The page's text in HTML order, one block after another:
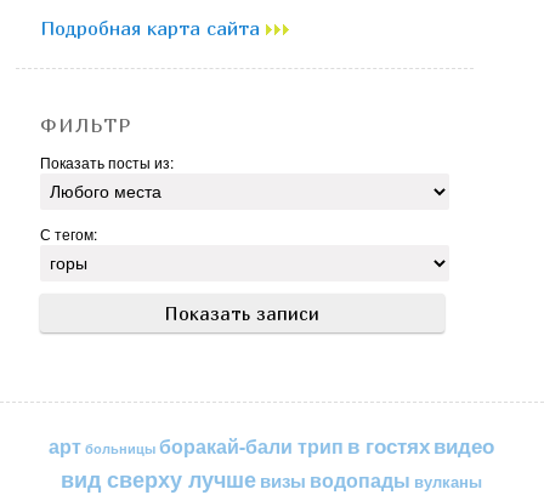
Подробная карта сайта
ФИЛЬТР
Показать посты из:
С тегом:
арт больницы боракай-бали трип в гостяхвидео
вид сверху лучшевизы водопады вулканы